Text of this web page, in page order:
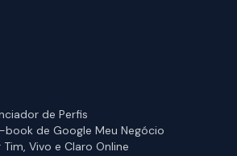
de Perfis
de Google Meu Negócio
Vivo e Claro Online